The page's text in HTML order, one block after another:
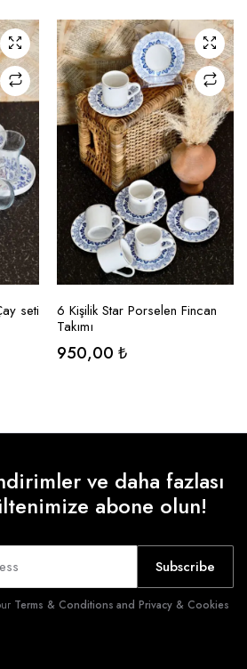
seti SEÇENEKLER
6 Kişilik Star Porselen Fincan
Takımı
950,00 ₺
ve daha fazlası
abone olun!
Subscribe
Terms & Conditions and Privacy & Cookies